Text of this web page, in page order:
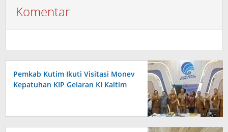
Komentar
Pemkab Kutim Ikuti Visitasi Monev
Kepatuhan KIP Gelaran KI Kaltim